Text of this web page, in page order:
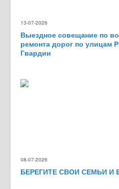
13-07-2026
Выездное совещание по
ремонта дорог по улицам
Гвардии
08-07-2026
БЕРЕГИТЕ СВОИ СЕМЬИ И